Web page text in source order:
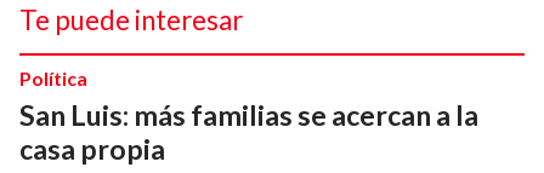
Te puede interesar
San Luis: más familias se acercan a la
casa propia
Política